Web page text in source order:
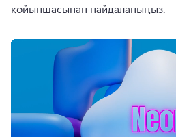
қойыншасынан пайдаланыңыз.